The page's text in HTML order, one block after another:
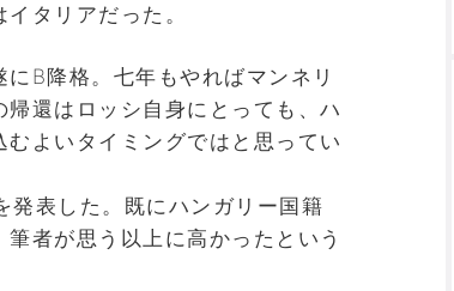
タリアだった。
B降格。七年もやればマンネリ
還はロッシ自身にとっても、ハ
よいタイミングではと思ってい
表した。既にハンガリー国籍
者が思う以上に高かったという